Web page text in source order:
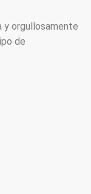
y orgullosamente
de